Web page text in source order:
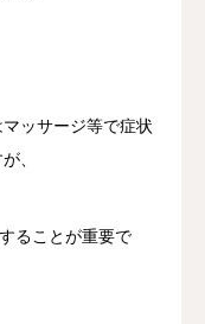
ッサージ等で症状
、
ることが重要で